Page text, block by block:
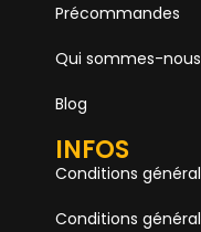
Précommandes
Qui sommes-
Blog
INFOS
Conditions
Conditions